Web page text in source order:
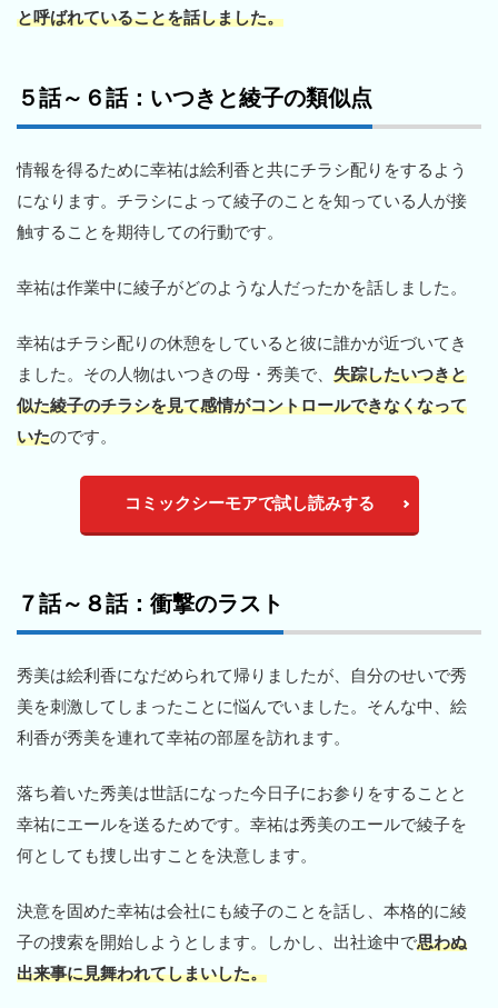
と呼ばれていることを話しました。
５話～６話：いつきと綾子の類似点
情報を得るために幸祐は絵利香と共にチラシ配りをするよう
になります。チラシによって綾子のことを知っている人が接
触することを期待しての行動です。
幸祐は作業中に綾子がどのような人だったかを話しました。
幸祐はチラシ配りの休憩をしていると彼に誰かが近づいてき
ました。その人物はいつきの母・秀美で、 失踪したいつきと
似た綾子のチラシを見て感情がコントロールできなくなって
いたのです。
コミックシーモアで試し読みする
７話～８話：衝撃のラスト
秀美は絵利香になだめられて帰りましたが、自分のせいで秀
美を刺激してしまったことに悩んでいました。そんな中、絵
利香が秀美を連れて幸祐の部屋を訪れます。
落ち着いた秀美は世話になった今日子にお参りをすることと
幸祐にエールを送るためです。幸祐は秀美のエールで綾子を
何としても捜し出すことを決意します。
決意を固めた幸祐は会社にも綾子のことを話し、本格的に綾
子の捜索を開始しようとします。しかし、出社途中で思わぬ
出来事に見舞われてしまいした。